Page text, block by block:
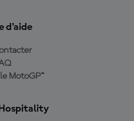
d'aide
MotoGP™